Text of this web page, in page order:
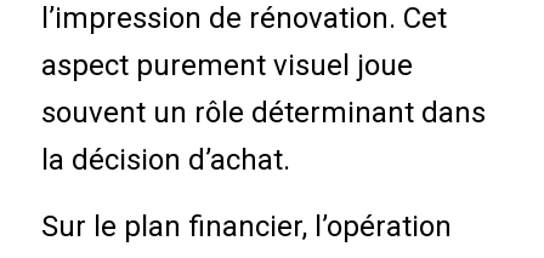
l’impression de rénovation. Cet
aspect purement visuel joue
souvent un rôle déterminant dans
la décision d’achat.
Sur le plan financier, l’opération